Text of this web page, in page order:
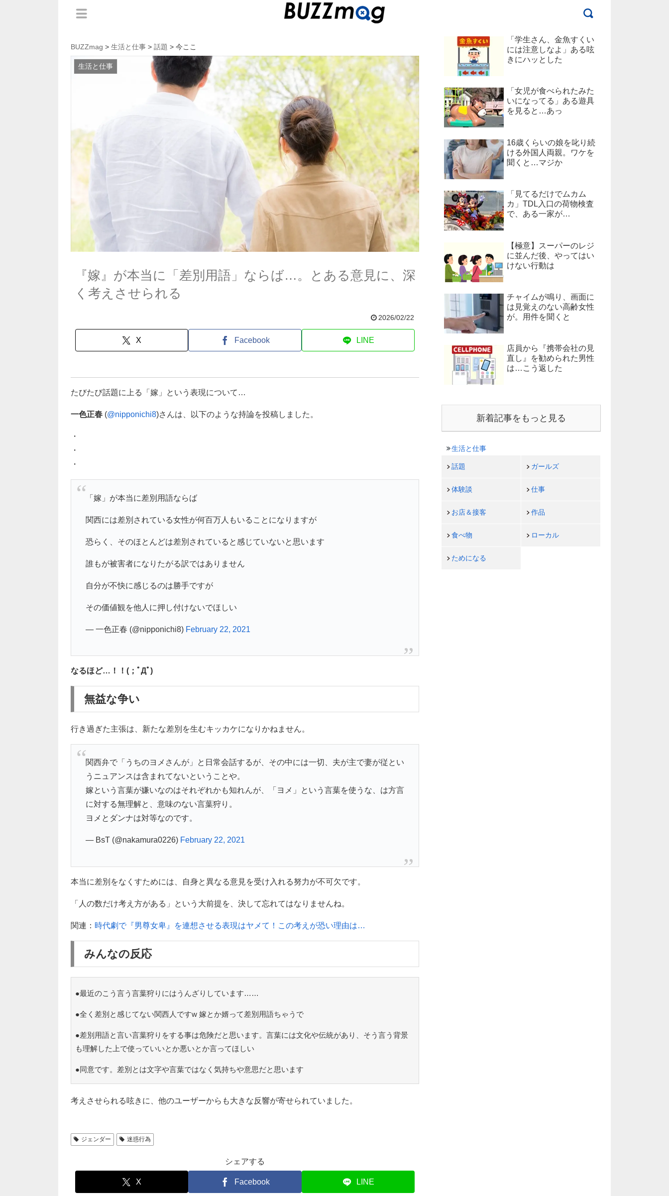
BUZZmag > 生活と仕事 > 話題 > 今ここ
生活と仕事
『嫁』が本当に「差別用語」ならば…。とある意見に、深
く考えさせられる
2026/02/22
X Facebook LINE
たびたび話題に上る「嫁」という表現について…
一色正春 (@nipponichi8)さんは、以下のような持論を投稿しました。
・
・
・
「嫁」が本当に差別用語ならば
関西には差別されている女性が何百万人もいることになりますが
恐らく、そのほとんどは差別されていると感じていないと思います
誰もが被害者になりたがる訳ではありません
自分が不快に感じるのは勝手ですが
その価値観を他人に押し付けないでほしい
— 一色正春 (@nipponichi8) February 22, 2021
なるほど…！！(；ﾟДﾟ)
無益な争い
行き過ぎた主張は、新たな差別を生むキッカケになりかねません。
関西弁で「うちのヨメさんが」と日常会話するが、その中には一切、夫が主で妻が従とい
うニュアンスは含まれてないということや。
嫁という言葉が嫌いなのはそれぞれかも知れんが、「ヨメ」という言葉を使うな、は方言
に対する無理解と、意味のない言葉狩り。
ヨメとダンナは対等なのです。
— BsT (@nakamura0226) February 22, 2021
本当に差別をなくすためには、自身と異なる意見を受け入れる努力が不可欠です。
「人の数だけ考え方がある」という大前提を、決して忘れてはなりませんね。
関連： 時代劇で『男尊女卑』を連想させる表現はヤメて！この考えが恐い理由は…
みんなの反応
●最近のこう言う言葉狩りにはうんざりしています……
●全く差別と感じてない関西人ですw 嫁とか婿って差別用語ちゃうで
●差別用語と言い言葉狩りをする事は危険だと思います。言葉には文化や伝統があり、そう言う背景
も理解した上で使っていいとか悪いとか言ってほしい
●同意です。差別とは文字や言葉ではなく気持ちや意思だと思います
考えさせられる呟きに、他のユーザーからも大きな反響が寄せられていました。
ジェンダー 迷惑行為
シェアする
X Facebook LINE
「学生さん、金魚すくい
には注意しなよ」ある呟
きにハッとした
「女児が食べられたみた
いになってる」ある遊具
を見ると…あっ
16歳くらいの娘を叱り続
ける外国人両親。ワケを
聞くと…マジか
「見てるだけでムカム
カ」TDL入口の荷物検査
で、ある一家が…
【極意】スーパーのレジ
に並んだ後、やってはい
けない行動は
チャイムが鳴り、画面に
は見覚えのない高齢女性
が。用件を聞くと
店員から『携帯会社の見
直し』を勧められた男性
は…こう返した
新着記事をもっと見る
生活と仕事
話題 ガールズ
体験談 仕事
お店＆接客 作品
食べ物 ローカル
ためになる